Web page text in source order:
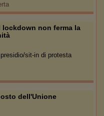
lockdown non ferma la
sit-in di protesta
dell'Unione